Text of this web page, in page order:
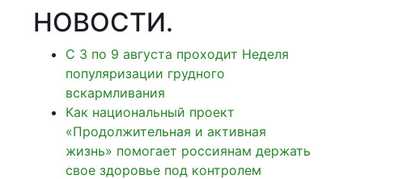
НОВОСТИ.
С 3 по 9 августа проходит Неделя
популяризации грудного
вскармливания
Как национальный проект
«Продолжительная и активная
жизнь» помогает россиянам держать
свое здоровье под контролем